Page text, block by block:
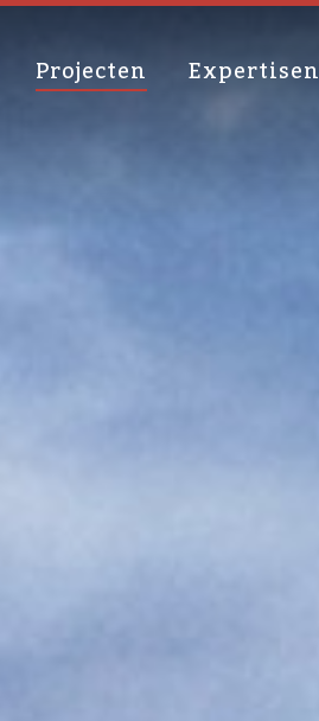
Projecten Expertisen